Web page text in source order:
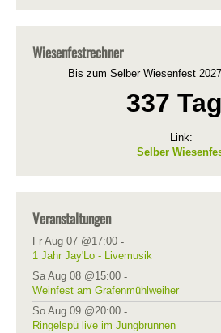
Wiesenfestrechner
Bis zum Selber Wiesenfest
337
Link:
Selber
Veranstaltungen
Fr Aug 07 @17:00 -
1 Jahr Jay'Lo - Livemusik
Sa Aug 08 @15:00 -
Weinfest am Grafenmühlweiher
So Aug 09 @20:00 -
Ringelspü live im Jungbrunnen